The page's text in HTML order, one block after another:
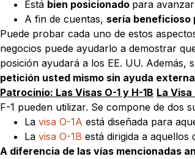
Está bien posicionado para
A fin de cuentas, sería beneficioso
Puede probar cada uno de estos
negocios puede ayudarlo a demostrar
posición ayudará a los EE. UU.
petición usted mismo sin ayuda
Patrocinio: Las Visas O-1 y H-1B La
F-1 pueden utilizar. Se compone de dos
La visa O-1A está diseñada para
La visa O-1B está dirigida a
A diferencia de las vías mencionadas